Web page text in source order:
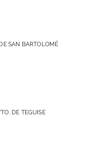
SAN BARTOLOMÉ
DE TEGUISE